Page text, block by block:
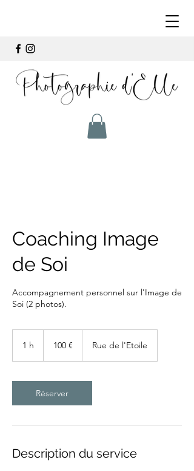
Coaching Image
de Soi
Accompagnement personnel sur l'Image de
Soi (2 photos).
1 h 100 € Rue de l'Etoile
Réserver
Description du service